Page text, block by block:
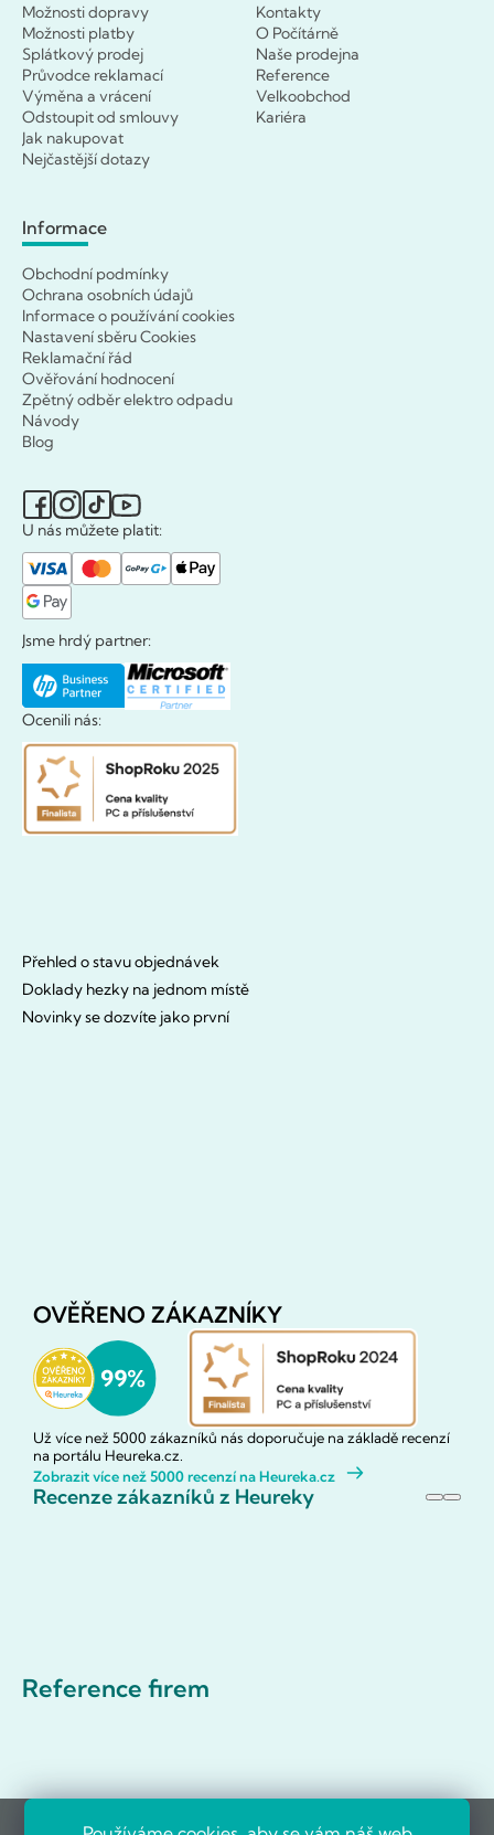
Možnosti dopravy
Možnosti platby
Splátkový prodej
Průvodce reklamací
Výměna a vrácení
Odstoupit od smlouvy
Jak nakupovat
Nejčastější dotazy
Kontakty
O Počítárně
Naše prodejna
Reference
Velkoobchod
Kariéra
Informace
Obchodní podmínky
Ochrana osobních údajů
Informace o používání cookies
Nastavení sběru Cookies
Reklamační řád
Ověřování hodnocení
Zpětný odběr elektro odpadu
Návody
Blog
U nás můžete platit:
Jsme hrdý partner:
Ocenili nás:
Přehled o stavu objednávek
Doklady hezky na jednom místě
Novinky se dozvíte jako první
OVĚŘENO ZÁKAZNÍKY
Už více než 5000 zákazníků nás doporučuje na základě recenzí
na portálu Heureka.cz.
Zobrazit více než 5000 recenzí na Heureka.cz
Recenze zákazníků z Heureky
Reference firem